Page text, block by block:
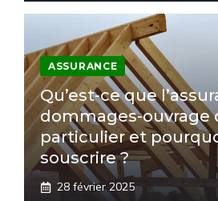
ASSURANCE
Qu’est-ce que
dommages-ouvrage
particulier et
souscrire ?
28 février 2025